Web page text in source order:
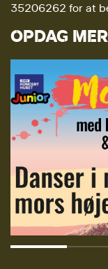
35206262 for at
OPDAG